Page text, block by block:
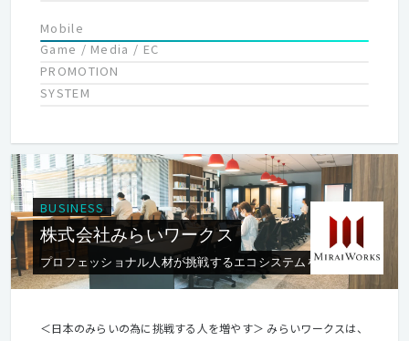
Mobile
Game / Media / EC
PROMOTION
SYSTEM
BUSINESS
株式会社みらいワークス
プロフェッショナル人材が挑戦するエコシステムを創造する
＜日本のみらいの為に挑戦する人を増やす＞ みらいワークスは、